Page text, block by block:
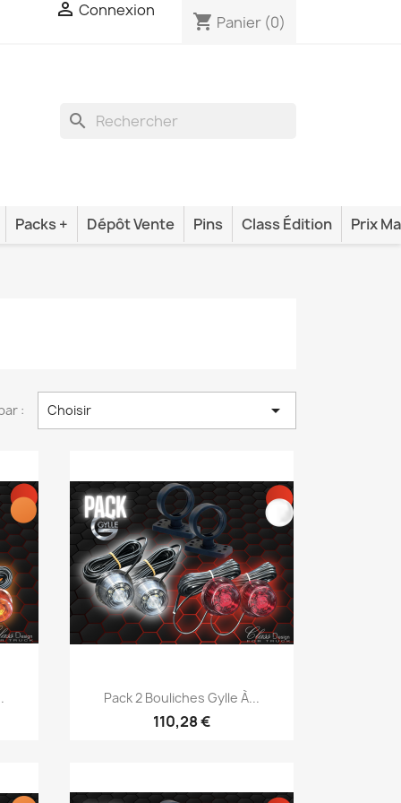
 Connexion
shopping_cart Panier (0)
search
Packs + Dépôt Vente Pins Class Édition Prix
: Choisir 
Aperçu rapide
Pack 2 Bouliches Gylle À...
110,28 €